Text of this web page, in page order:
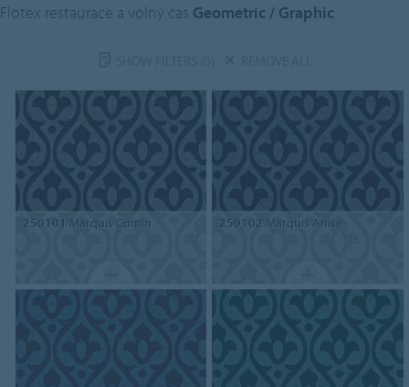
Flotex restaurace a volný čas Geometric / Graphic
250101 Marquis Cumin 250102 Marquis Anise